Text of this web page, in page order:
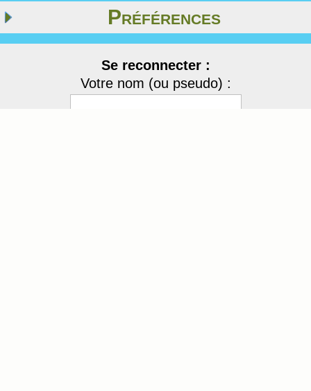
Préférences
Se reconnecter :
Votre nom (ou pseudo) :